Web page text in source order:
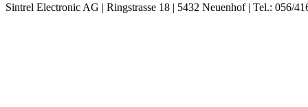
Sintrel Electronic AG | Ringstrasse 18 | 5432 Neuenhof | Tel.: 056/